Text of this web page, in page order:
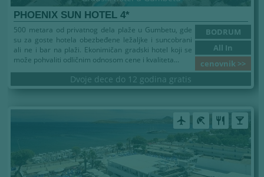
PHOENIX SUN HOTEL 4*
BODRUM
All In
cenovnik >>
500 metara od privatnog dela plaže u Gumbetu, gde
su za goste hotela obezbeđene ležaljke i suncobrani
ali ne i bar na plaži. Ekonimičan gradski hotel koji se
može pohvaliti odličnim odnosom cene i kvaliteta...
Dvoje dece do 12 godina gratis
airplanemode_active beach_access restaurant local_bar